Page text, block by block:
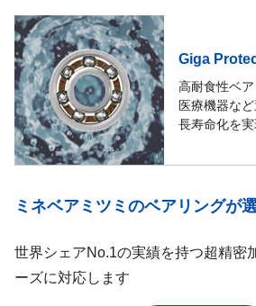
Giga
高耐食性ベ
医療機器な
長寿命化を実
ミネベアミツミのベアリングが
世界シェアNo.1の実績を持つ超精密
ーズに対応します